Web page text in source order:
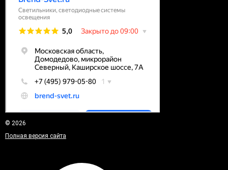
© 2026
Полная версия сайта